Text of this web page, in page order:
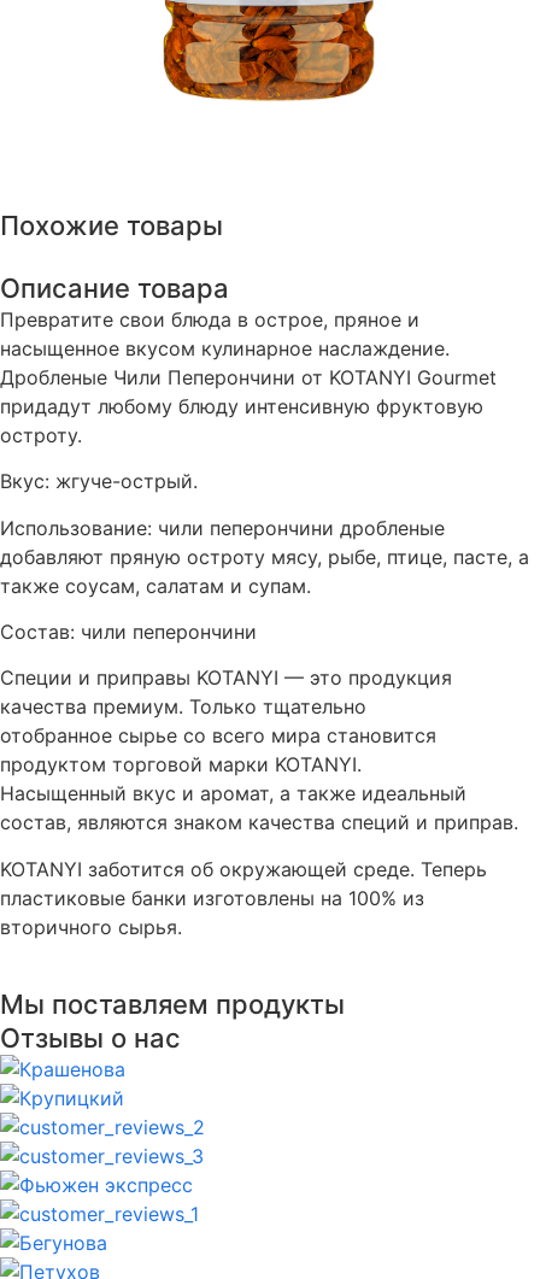
Похожие товары
Описание товара
Превратите свои блюда в острое, пряное и
насыщенное вкусом кулинарное наслаждение.
Дробленые Чили Пеперончини от KOTANYI Gourmet
придадут любому блюду интенсивную фруктовую
остроту.
Вкус: жгуче-острый.
Использование: чили пеперончини дробленые
добавляют пряную остроту мясу, рыбе, птице, пасте, а
также соусам, салатам и супам.
Состав: чили пеперончини
Специи и приправы KOTANYI — это продукция
качества премиум. Только тщательно
отобранное сырье со всего мира становится
продуктом торговой марки KOTANYI.
Насыщенный вкус и аромат, а также идеальный
состав, являются знаком качества специй и приправ.
KOTANYI заботится об окружающей среде. Теперь
пластиковые банки изготовлены на 100% из
вторичного сырья.
Мы поставляем продукты
Отзывы о нас